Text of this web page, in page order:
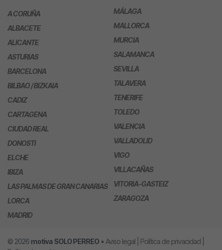
A CORUÑA
ALBACETE
ALICANTE
ASTURIAS
BARCELONA
BILBAO / BIZKAIA
CADIZ
CARTAGENA
CIUDAD REAL
DONOSTI
ELCHE
IBIZA
LAS PALMAS DE GRAN CANARIAS
LORCA
MADRID
MÁLAGA
MALLORCA
MURCIA
SALAMANCA
SEVILLA
TALAVERA
TENERIFE
TOLEDO
VALENCIA
VALLADOLID
VIGO
VILLACAÑAS
VITORIA-GASTEIZ
ZARAGOZA
© 2026 motiva SOLO PERREO • Aviso legal Política de privacidad